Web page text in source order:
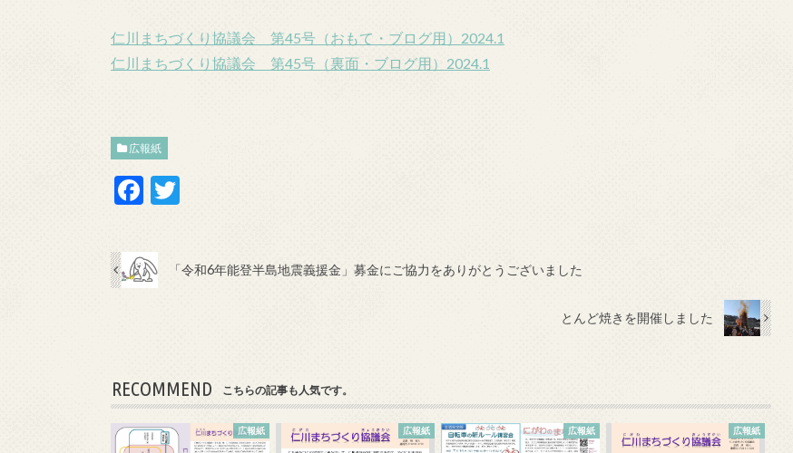
仁川まちづくり協議会 第45号（おもて・ブログ用）2024.1
仁川まちづくり協議会 第45号（裏面・ブログ用）2024.1
広報紙
F
e
b
er
「令和6年能登半島地震義援金」募金にご協力をありがとうございました
とんど焼きを開催しました
RECOMMEND こちらの記事も人気です。
広報紙 広報紙 広報紙 広報紙